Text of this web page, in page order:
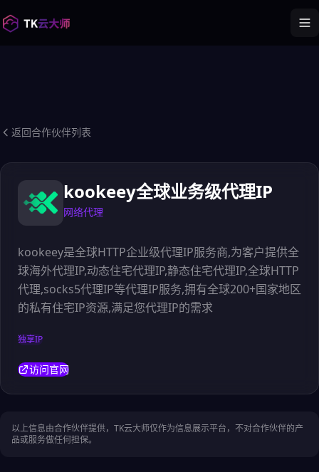
返回合作伙伴列表
kookeey全球业务级代理IP
网络代理
kookeey是全球HTTP企业级代理IP服务商,为客户提供全
球海外代理IP,动态住宅代理IP,静态住宅代理IP,全球HTTP
代理,socks5代理IP等代理IP服务,拥有全球200+国家地区
的私有住宅IP资源,满足您代理IP的需求
独享IP
访问官网
以上信息由合作伙伴提供，TK云大师仅作为信息展示平台，不对合作伙伴的产
品或服务做任何担保。